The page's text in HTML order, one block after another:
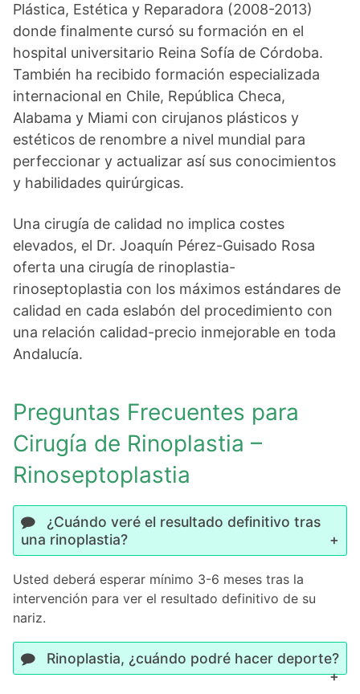
Plástica, Estética y Reparadora (2008-2013)
donde finalmente cursó su formación en el
hospital universitario Reina Sofía de Córdoba.
También ha recibido formación especializada
internacional en Chile, República Checa,
Alabama y Miami con cirujanos plásticos y
estéticos de renombre a nivel mundial para
perfeccionar y actualizar así sus conocimientos
y habilidades quirúrgicas.
Una cirugía de calidad no implica costes
elevados, el Dr. Joaquín Pérez-Guisado Rosa
oferta una cirugía de rinoplastia-
rinoseptoplastia con los máximos estándares de
calidad en cada eslabón del procedimiento con
una relación calidad-precio inmejorable en toda
Andalucía.
Preguntas Frecuentes para
Cirugía de Rinoplastia –
Rinoseptoplastia
¿Cuándo veré el resultado definitivo tras
una rinoplastia?
Usted deberá esperar mínimo 3-6 meses tras la
intervención para ver el resultado definitivo de su
nariz.
Rinoplastia, ¿cuándo podré hacer deporte?